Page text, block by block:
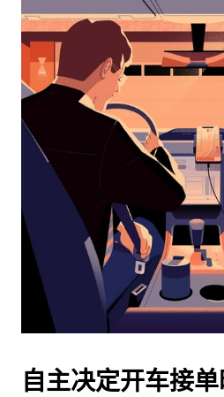
浏
日
并
期。
按
退
闭
日
自主决定开车接